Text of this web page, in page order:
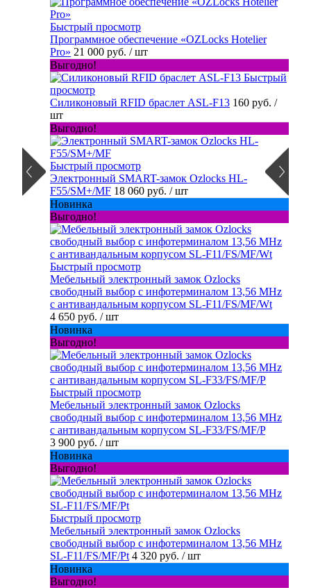
Быстрый просмотр
Программное обеспечение «OZLocks Hotelier
Pro» 21 000 руб. / шт
Выгодно!
Быстрый
просмотр
Силиконовый RFID браслет ASL-F13 160 руб. /
шт
Выгодно!
Быстрый просмотр
Электронный SMART-замок Ozlocks HL-
F55/SM+/MF 18 060 руб. / шт
Новинка
Выгодно!
Быстрый просмотр
Мебельный электронный замок Ozlocks
свободный выбор с инфотерминалом 13,56 MHz
с антивандальным корпусом SL-F11/FS/MF/Wt
4 650 руб. / шт
Новинка
Выгодно!
Быстрый просмотр
Мебельный электронный замок Ozlocks
свободный выбор с инфотерминалом 13,56 MHz
с антивандальным корпусом SL-F33/FS/MF/P
3 900 руб. / шт
Новинка
Выгодно!
Быстрый просмотр
Мебельный электронный замок Ozlocks
свободный выбор с инфотерминалом 13,56 MHz
SL-F11/FS/MF/Pt 4 320 руб. / шт
Новинка
Выгодно!